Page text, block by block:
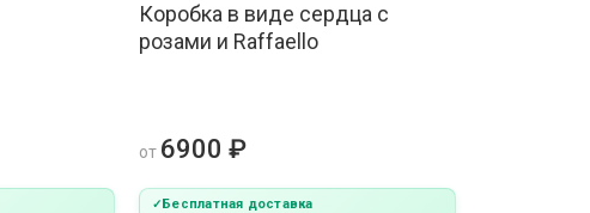
Коробка в виде сердца с
розами и Raffaello
от 6900 ₽
Бесплатная доставка